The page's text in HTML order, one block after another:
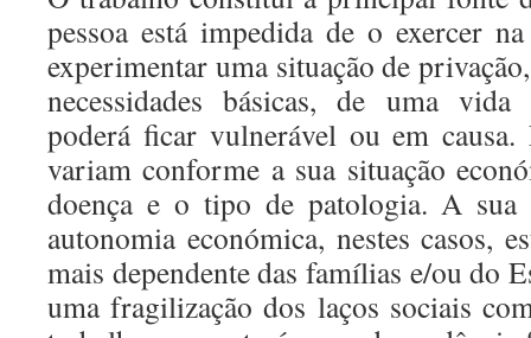
pessoa está impedida de o exercer
experimentar uma situação de
necessidades básicas, de uma vida
poderá ficar vulnerável ou em causa.
variam conforme a sua situação
doença e o tipo de patologia. A sua
autonomia económica, nestes casos,
mais dependente das famílias e/ou do
uma fragilização dos laços sociais